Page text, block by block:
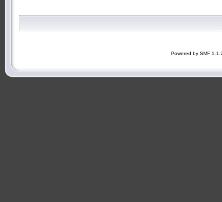
Powered by SMF